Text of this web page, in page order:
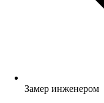
Замер инженером